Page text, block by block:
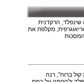
שינפלד, הרקדנית
מקלפת את
קול ברוח", רנה